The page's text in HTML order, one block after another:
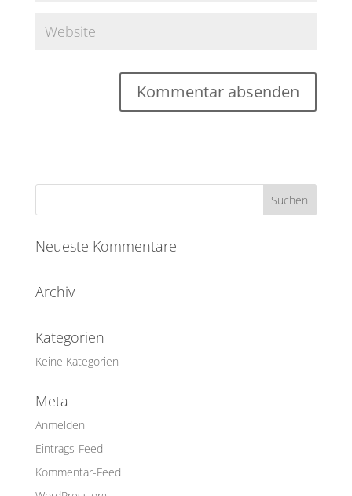
Neueste Kommentare
Archiv
Kategorien
Keine Kategorien
Meta
Anmelden
Eintrags-Feed
Kommentar-Feed